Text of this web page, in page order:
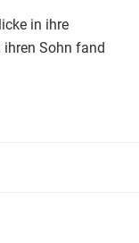
in ihre
ihren Sohn fand